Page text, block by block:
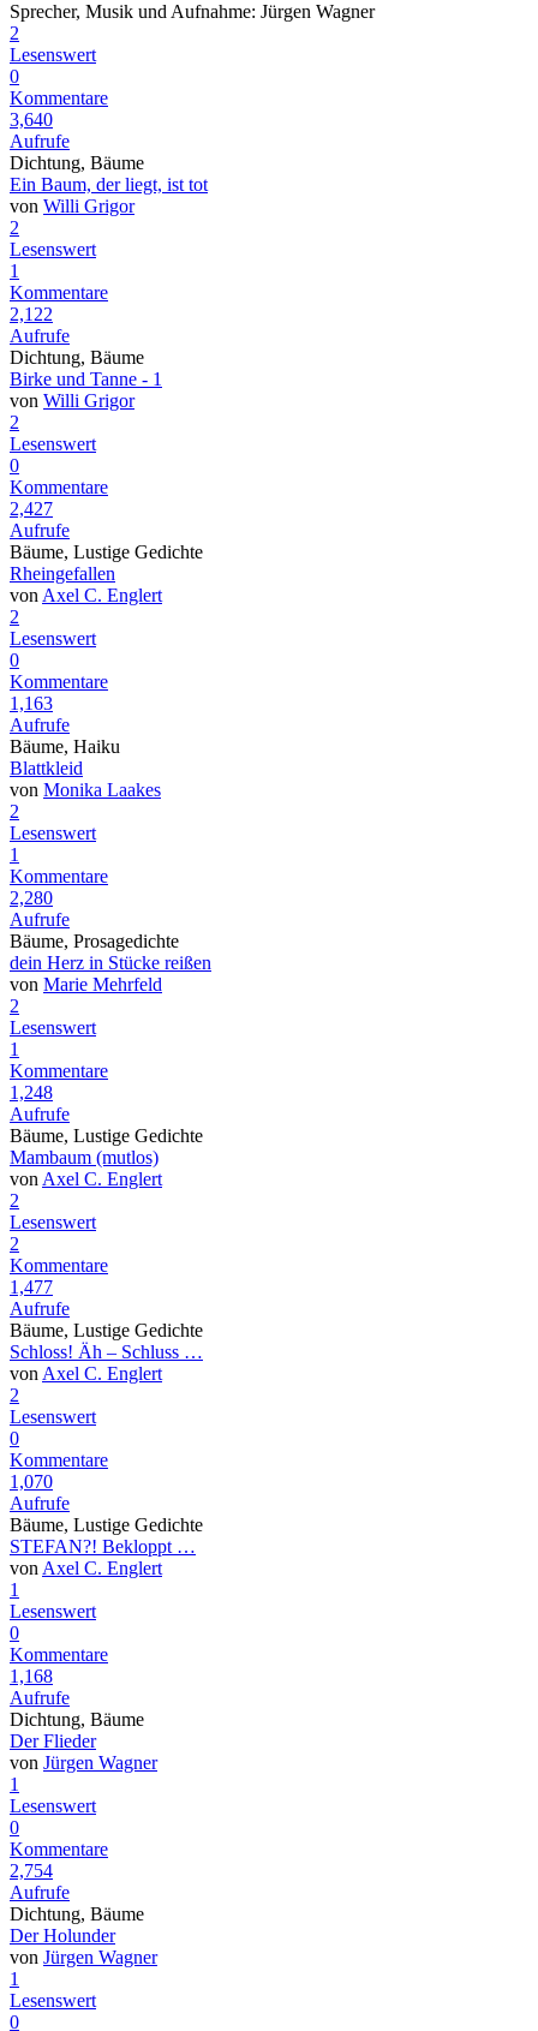
Sprecher, Musik und Aufnahme: Jürgen Wagner
2
Lesenswert
0
Kommentare
3,640
Aufrufe
Dichtung, Bäume
Ein Baum, der liegt, ist tot
von Willi Grigor
2
Lesenswert
1
Kommentare
2,122
Aufrufe
Dichtung, Bäume
Birke und Tanne - 1
von Willi Grigor
2
Lesenswert
0
Kommentare
2,427
Aufrufe
Bäume, Lustige Gedichte
Rheingefallen
von Axel C. Englert
2
Lesenswert
0
Kommentare
1,163
Aufrufe
Bäume, Haiku
Blattkleid
von Monika Laakes
2
Lesenswert
1
Kommentare
2,280
Aufrufe
Bäume, Prosagedichte
dein Herz in Stücke reißen
von Marie Mehrfeld
2
Lesenswert
1
Kommentare
1,248
Aufrufe
Bäume, Lustige Gedichte
Mambaum (mutlos)
von Axel C. Englert
2
Lesenswert
2
Kommentare
1,477
Aufrufe
Bäume, Lustige Gedichte
Schloss! Äh – Schluss …
von Axel C. Englert
2
Lesenswert
0
Kommentare
1,070
Aufrufe
Bäume, Lustige Gedichte
STEFAN?! Bekloppt …
von Axel C. Englert
1
Lesenswert
0
Kommentare
1,168
Aufrufe
Dichtung, Bäume
Der Flieder
von Jürgen Wagner
1
Lesenswert
0
Kommentare
2,754
Aufrufe
Dichtung, Bäume
Der Holunder
von Jürgen Wagner
1
Lesenswert
0